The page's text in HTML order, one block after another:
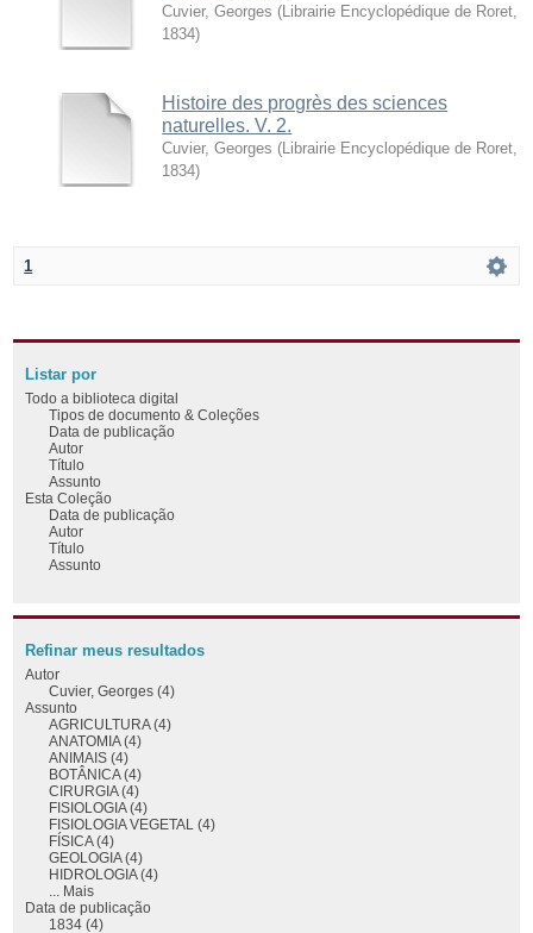
Cuvier, Georges ( Librairie Encyclopédique de Roret
1834)
Histoire des progrès des sciences
naturelles. V. 2.
Cuvier, Georges ( Librairie Encyclopédique de Roret
1834)
1
Listar por
Todo a biblioteca digital
Tipos de documento & Coleções
Data de publicação
Autor
Título
Assunto
Esta Coleção
Data de publicação
Autor
Título
Assunto
Refinar meus resultados
Autor
Cuvier, Georges (4)
Assunto
AGRICULTURA (4)
ANATOMIA (4)
ANIMAIS (4)
BOTÂNICA (4)
CIRURGIA (4)
FISIOLOGIA (4)
FISIOLOGIA VEGETAL (4)
FÍSICA (4)
GEOLOGIA (4)
HIDROLOGIA (4)
... Mais
Data de publicação
1834 (4)